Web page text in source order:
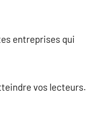
entreprises qui
vos lecteurs.